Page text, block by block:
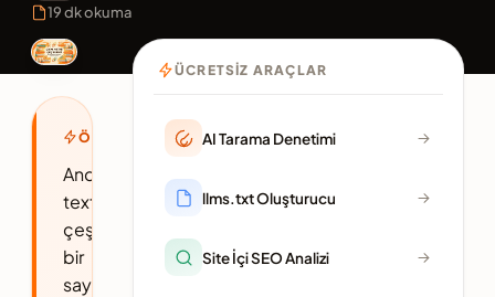
19 dk okuma
ÖZET
Anchor
text
çeşitliliği,
bir
sayfaya
ÜCRETSIZ ARAÇLAR
AI Tarama Denetimi
llms.txt Oluşturucu
Site İçi SEO Analizi